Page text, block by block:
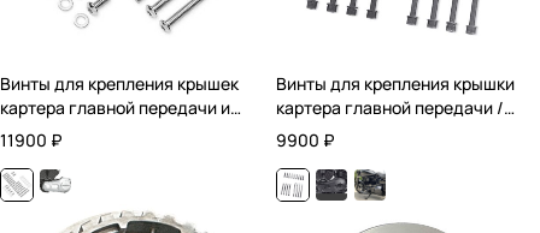
Винты для крепления крышек
картера главной передачи и
сцепления / Хромированные
11900 ₽
Винты для крепления крышки
картера главной передачи /
Чёрные
9900 ₽